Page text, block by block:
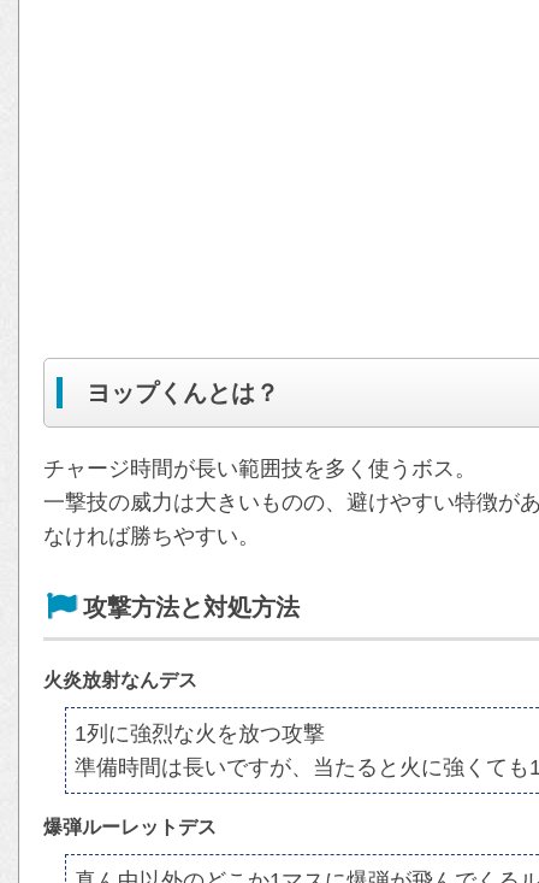
ヨップくんとは？
チャージ時間が長い範囲技を多く使うボス。
一撃技の威力は大きいものの、避けやすい特徴が
なければ勝ちやすい。
攻撃方法と対処方法
火炎放射なんデス
1列に強烈な火を放つ攻撃
準備時間は長いですが、当たると火に強くて
爆弾ルーレットデス